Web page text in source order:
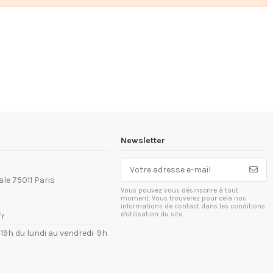
75011 Paris
19h du lundi au vendredi 9h
Newsletter
Vous pouvez vous désinscrire à tout
moment. Vous trouverez pour cela nos
informations de contact dans les conditions
d'utilisation du site.